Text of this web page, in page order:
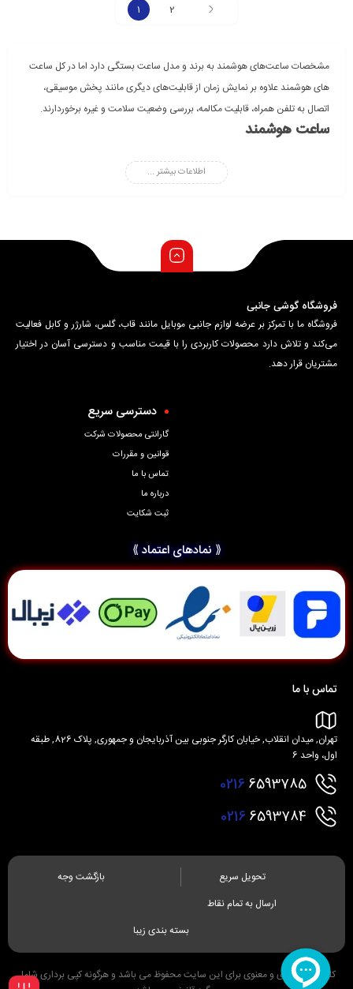
1 2
مشخصات ساعت‌های هوشمند به برند و مدل ساعت بستگی دارد اما در کل ساعت
های ‌هوشمند علاوه بر نمایش زمان از قابلیت‌های دیگری مانند پخش موسیقی،
اتصال به تلفن همراه، قابلیت مکالمه، بررسی وضعیت سلامت و غیره برخوردارند.
ساعت هوشمند
بسیاری از امکانات آن دسترسی داشته باشید. فروشگاه اینترنتی گوشی جانبی مرکز
اطلاعات بیشتر ...
فروشگاه گوشی جانبی
فروشگاه ما با تمرکز بر عرضه لوازم جانبی موبایل مانند قاب، گلس، شارژر و کابل فعالیت
می‌کند و تلاش دارد محصولات کاربردی را با قیمت مناسب و دسترسی آسان در اختیار
مشتریان قرار دهد.
دسترسی سریع
گارانتی محصولات شرکت
قوانین و مقررات
تماس با ما
درباره ما
ثبت شکایت
⟪ نمادهای اعتماد ⟫
تماس با ما
تهران, میدان انقلاب, خیابان کارگر جنوبی بین آذربایجان و جمهوری, پلاک 826, طبقه
اول، واحد 6
02166593785
02166593784
تحویل سریع
بازگشت وجه
ارسال به تمام نقاط
بسته بندی زیبا
کلیه حقوق مادی و معنوی برای این سایت محفوظ می باشد و هرگونه کپی برداری شامل